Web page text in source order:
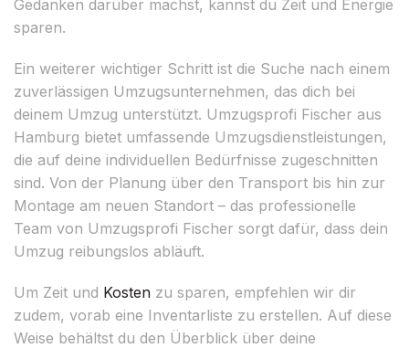
Gedanken darüber machst, kannst du Zeit und Energie
sparen.
Ein weiterer wichtiger Schritt ist die Suche nach einem
zuverlässigen Umzugsunternehmen, das dich bei
deinem Umzug unterstützt. Umzugsprofi Fischer aus
Hamburg bietet umfassende Umzugsdienstleistungen,
die auf deine individuellen Bedürfnisse zugeschnitten
sind. Von der Planung über den Transport bis hin zur
Montage am neuen Standort – das professionelle
Team von Umzugsprofi Fischer sorgt dafür, dass dein
Umzug reibungslos abläuft.
Um Zeit und Kosten zu sparen, empfehlen wir dir
zudem, vorab eine Inventarliste zu erstellen. Auf diese
Weise behältst du den Überblick über deine